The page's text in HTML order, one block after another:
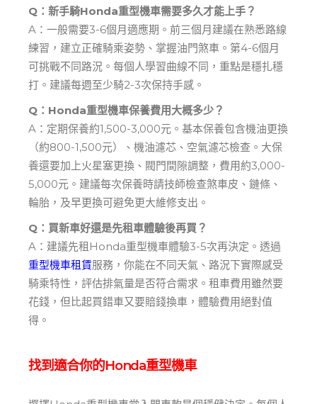
Q：新手騎Honda重型機車需要多久才能上手？
A：一般需要3-6個月適應期。前三個月建議在熟悉路線
練習，建立正確騎乘姿勢、掌握油門煞車。第4-6個月
可挑戰不同路況。每個人學習曲線不同，重點是穩扎穩
打。建議每週至少騎2-3次保持手感。
Q：Honda重型機車保養費用大概多少？
A：定期保養約1,500-3,000元。基本保養包含機油更換
（約800-1,500元）、機油濾芯、空氣濾芯檢查。大保
養還要加上火星塞更換、閥門間隙調整，費用約3,000-
5,000元。建議每次保養時請技師檢查煞車皮、鏈條、
輪胎，及早更換可避免更大維修支出。
Q：買新車好還是先租車體驗後再買？
A：建議先租Honda重型機車體驗3-5次再決定。透過
重型機車租賃服務，你能在不同天氣、路況下實際感受
騎乘特性，評估排氣量是否符合需求。租車費用雖然要
花錢，但比起買錯車又要賠錢換車，體驗費用絕對值
得。
找到適合你的Honda重型機車